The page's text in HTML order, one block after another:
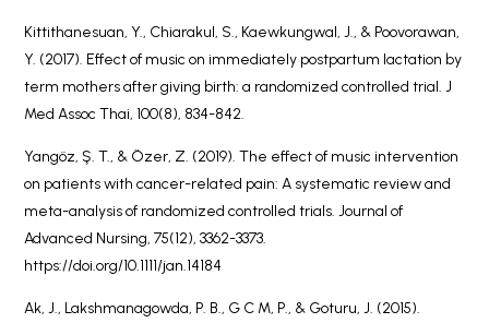
Kittithanesuan, Y., Chiarakul, S., Kaewkungwal, J., & Poovorawan,
Y. (2017). Effect of music on immediately postpartum lactation by
term mothers after giving birth: a randomized controlled trial. J
Med Assoc Thai, 100(8), 834-842.
Yangöz, Ş. T., & Özer, Z. (2019). The effect of music intervention
on patients with cancer-related pain: A systematic review and
meta-analysis of randomized controlled trials. Journal of
Advanced Nursing, 75(12), 3362-3373.
https://doi.org/10.1111/jan.14184
Ak, J., Lakshmanagowda, P. B., G C M, P., & Goturu, J. (2015).